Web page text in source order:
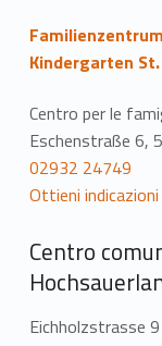
Kindergarten
Centro per le
Eschenstraße 6,
02932 24749
Ottieni indicazioni
Centro
Eichholzstrasse 9